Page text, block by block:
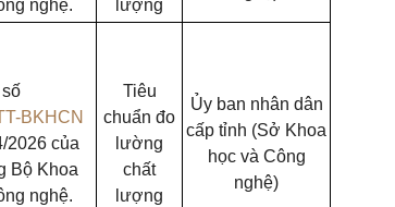
nghệ.
lượng
BKHCN
2026 của
Bộ Khoa
nghệ.
Tiêu
chuẩn đo
lường
chất
lượng
Ủy ban nhân dân
cấp tỉnh (Sở Khoa
học và Công
nghệ)